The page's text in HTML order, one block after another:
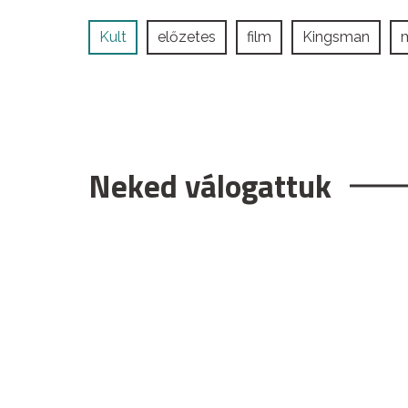
Kult előzetes film Kingsman
Neked válogattuk